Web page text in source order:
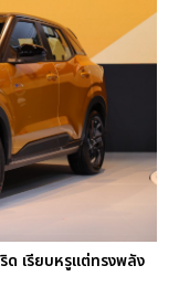
ด เรียบหรูแต่ทรงพลัง